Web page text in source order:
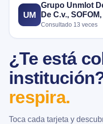
UM
Grupo Unmlot
De C.v.,
Consultado 13 veces
¿Te está
respira.
Toca cada tarjeta y